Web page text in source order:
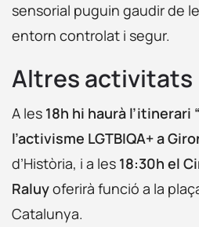
sensorial puguin gaudir de
entorn controlat i segur.
Altres activitats
A les 18h hi haurà l’itinerari
l’activisme LGTBIQA+ a
d’Història, i a les 18:30h el
Raluyoferirà funció a la
Catalunya.